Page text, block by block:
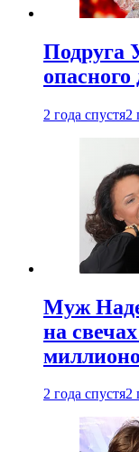
Подруга
2 года спустя2
Муж
на
2 года спустя2